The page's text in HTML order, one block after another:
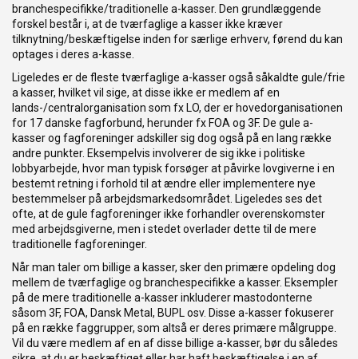
branchespecifikke/traditionelle a-kasser. Den grundlæggende
forskel består i, at de tværfaglige a kasser ikke kræver
tilknytning/beskæftigelse inden for særlige erhverv, førend du kan
optages i deres a-kasse.
Ligeledes er de fleste tværfaglige a-kasser også såkaldte gule/frie
a kasser, hvilket vil sige, at disse ikke er medlem af en
lands-/centralorganisation som fx LO, der er hovedorganisationen
for 17 danske fagforbund, herunder fx FOA og 3F. De gule a-
kasser og fagforeninger adskiller sig dog også på en lang række
andre punkter. Eksempelvis involverer de sig ikke i politiske
lobbyarbejde, hvor man typisk forsøger at påvirke lovgiverne i en
bestemt retning i forhold til at ændre eller implementere nye
bestemmelser på arbejdsmarkedsområdet. Ligeledes ses det
ofte, at de gule fagforeninger ikke forhandler overenskomster
med arbejdsgiverne, men i stedet overlader dette til de mere
traditionelle fagforeninger.
Når man taler om billige a kasser, sker den primære opdeling dog
mellem de tværfaglige og branchespecifikke a kasser. Eksempler
på de mere traditionelle a-kasser inkluderer mastodonterne
såsom 3F, FOA, Dansk Metal, BUPL osv. Disse a-kasser fokuserer
på en række faggrupper, som altså er deres primære målgruppe.
Vil du være medlem af en af disse billige a-kasser, bør du således